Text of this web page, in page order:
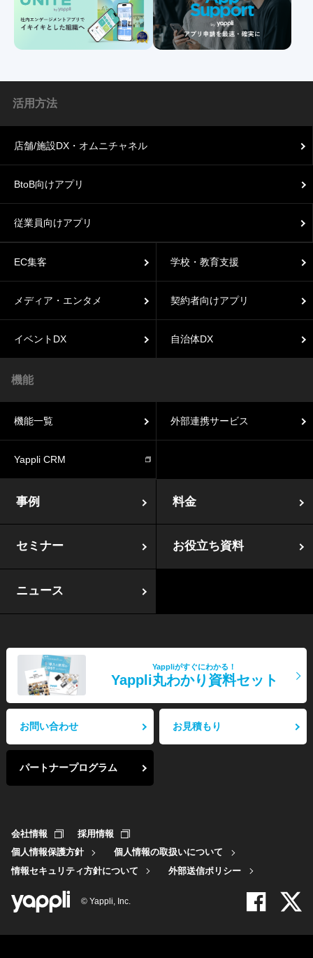
事例 料金
セミナー お役立ち資料
ニュース
活用方法
店舗/施設DX・オムニチャネル
BtoB向けアプリ
従業員向けアプリ
EC集客 学校・教育支援
メディア・エンタメ 契約者向けアプリ
イベントDX 自治体DX
機能
機能一覧 外部連携サービス
Yappli CRM
Yappliがすぐにわかる！
Yappli丸わかり資料セット
お問い合わせ お見積もり
パートナープログラム
会社情報
採用情報
個人情報保護方針
個人情報の取扱いについて
情報セキュリティ方針について
外部送信ポリシー
© Yappli, Inc.